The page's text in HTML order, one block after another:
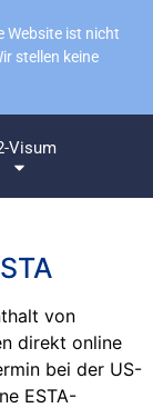
Website ist nicht
stellen keine
Visum
von
direkt online
bei der US-
ESTA-